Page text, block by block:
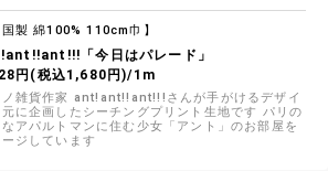
国製 綿100% 110cm巾】
「今日はパレード」
円(税込1,680円)/1m
ノ雑貨作家 ant!ant!!ant!!!さんが手がけるデザイ
元に企画したシーチングプリント生地です パリの
アパルトマンに住む少女「アント」のお部屋を
ジしています